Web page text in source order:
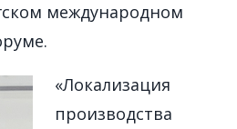
международном
«Локализация
производства